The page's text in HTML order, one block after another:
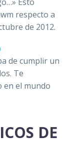
respecto a
de 2012.
de cumplir un
Te
en el mundo
DE